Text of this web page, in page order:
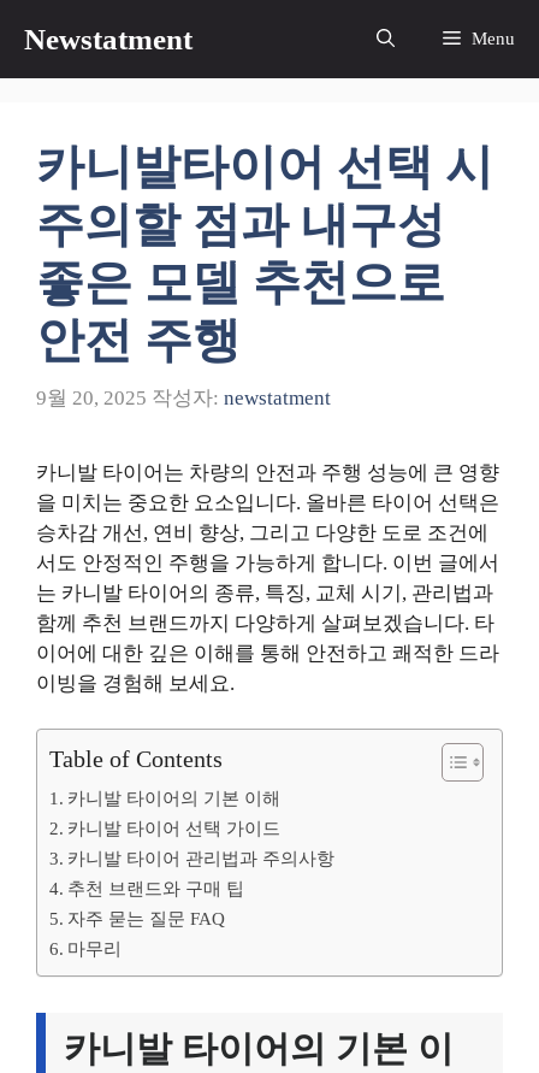
츠
Newstatment Menu
카니발타이어 선택 시
주의할 점과 내구성
좋은 모델 추천으로
안전 주행
9월 20, 2025 작성자: newstatment
카니발 타이어는 차량의 안전과 주행 성능에 큰 영향
을 미치는 중요한 요소입니다. 올바른 타이어 선택은
승차감 개선, 연비 향상, 그리고 다양한 도로 조건에
서도 안정적인 주행을 가능하게 합니다. 이번 글에서
는 카니발 타이어의 종류, 특징, 교체 시기, 관리법과
함께 추천 브랜드까지 다양하게 살펴보겠습니다. 타
이어에 대한 깊은 이해를 통해 안전하고 쾌적한 드라
이빙을 경험해 보세요.
Table of Contents
카니발 타이어의 기본 이해
카니발 타이어 선택 가이드
카니발 타이어 관리법과 주의사항
추천 브랜드와 구매 팁
자주 묻는 질문 FAQ
마무리
카니발 타이어의 기본 이